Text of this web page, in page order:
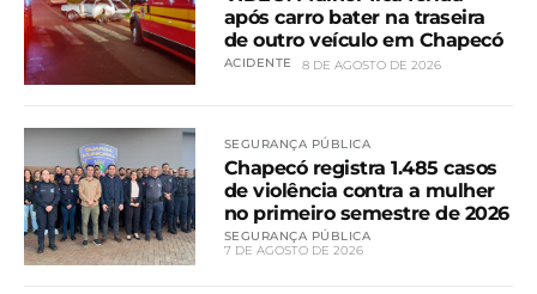
após carro bater na traseira
de outro veículo em Chapecó
ACIDENTE 8 DE AGOSTO DE 2026
SEGURANÇA PÚBLICA
Chapecó registra 1.485 casos
de violência contra a mulher
no primeiro semestre de 2026
SEGURANÇA PÚBLICA
7 DE AGOSTO DE 2026